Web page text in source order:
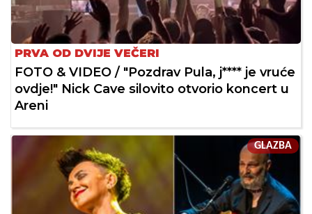
PRVA OD DVIJE VEČERI
FOTO & VIDEO / "Pozdrav Pula, j**** je vruće
ovdje!" Nick Cave silovito otvorio koncert u
Areni
GLAZBA